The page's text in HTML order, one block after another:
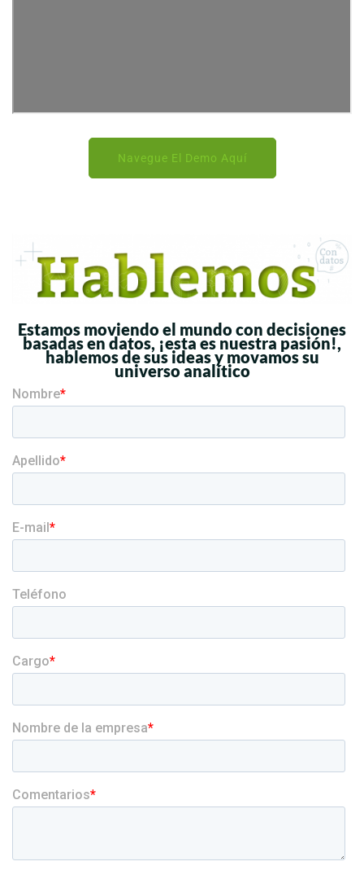
Navegue El Demo Aquí
Estamos moviendo el mundo con decisiones
basadas en datos, ¡esta es nuestra pasión!,
hablemos de sus ideas y movamos su
universo analítico